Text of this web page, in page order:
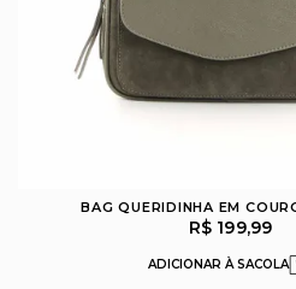
BAG QUERIDINHA EM
R$ 199,99